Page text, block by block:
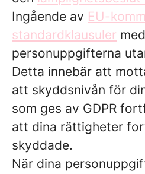
Ingående av EU-
standardklausuler
personuppgifterna
Detta innebär att
att skyddsnivån för
som ges av GDPR
att dina rättigheter
skyddade.
När dina